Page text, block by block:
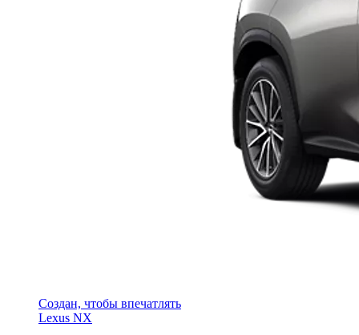
Создан, чтобы впечатлять
Lexus NX